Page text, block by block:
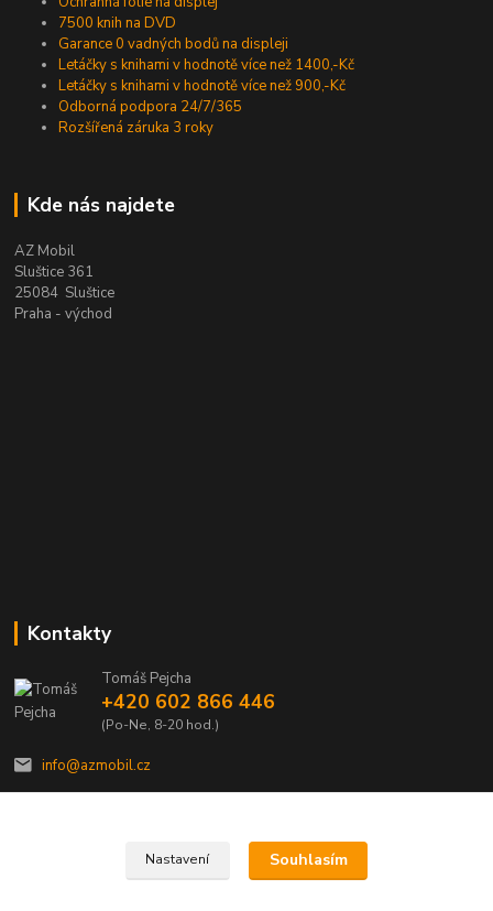
7500 knih na DVD
Garance 0 vadných bodů na displeji
Letáčky s knihami v hodnotě více než 1400,-Kč
Letáčky s knihami v hodnotě více než 900,-Kč
Odborná podpora 24/7/365
Rozšířená záruka 3 roky
Kde nás najdete
AZ Mobil
Sluštice 361
25084 Sluštice
Praha - východ
Kontakty
Tomáš Pejcha
+420 602 866 446
(Po-Ne, 8-20 hod.)
info@azmobil.cz
Nastavení Souhlasím